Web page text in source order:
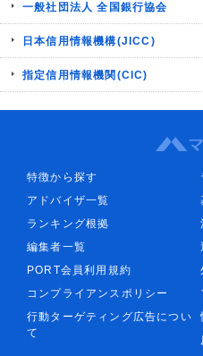
一般社団法人 全国銀行協会
日本信用情報機構(JICC)
指定信用情報機関(CIC)
特徴から探す
アドバイザ一覧
ランキング根拠
編集者一覧
PORT会員利用規約
コンプライアンスポリシー
行動ターゲティング広告につい
て